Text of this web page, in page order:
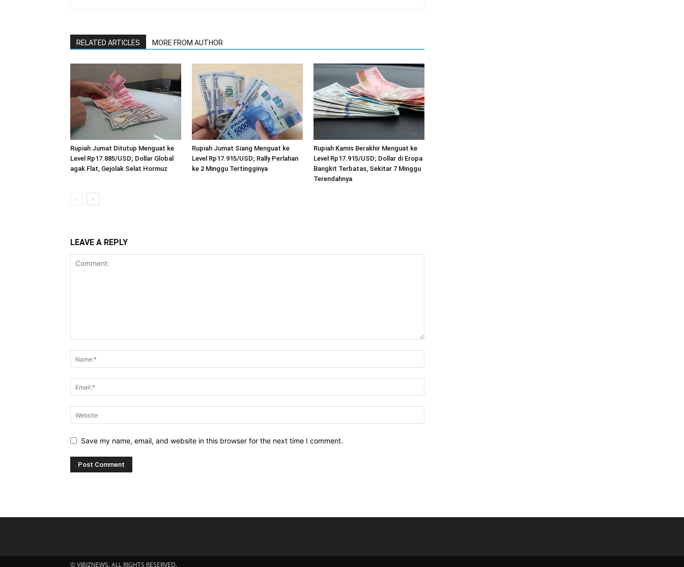
RELATED ARTICLES MORE FROM AUTHOR
Rupiah Jumat Ditutup Menguat ke
Level Rp17.885/USD; Dollar Global
agak Flat, Gejolak Selat Hormuz
Rupiah Jumat Siang Menguat ke
Level Rp17.915/USD; Rally Perlahan
ke 2 Minggu Tertingginya
Rupiah Kamis Berakhir Menguat ke
Level Rp17.915/USD; Dollar di Eropa
Bangkit Terbatas, Sekitar 7 Minggu
Terendahnya
LEAVE A REPLY
Save my name, email, and website in this browser for the next time I comment.
© VIBIZNEWS. ALL RIGHTS RESERVED.